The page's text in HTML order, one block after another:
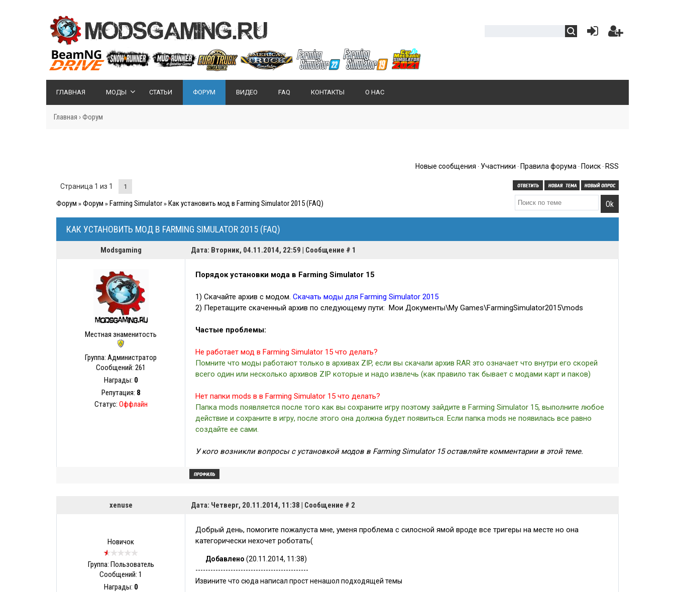
ГЛАВНАЯ МОДЫ СТАТЬИ ФОРУМ ВИДЕО FAQ КОНТАКТЫ О НАС
Главная ›Форум
Новые сообщения · Участники · Правила форума · Поиск · RSS
Страница 1 из 1 1
Форум »Форум »Farming Simulator»Как установить мод в Farming Simulator 2015 (FAQ)
КАК УСТАНОВИТЬ МОД В FARMING SIMULATOR 2015 (FAQ)
Modsgaming Дата: Вторник, 04.11.2014, 22:59 | Сообщение # 1
Местная знаменитость
Группа: Администратор
Сообщений: 261
Награды: 0
Репутация: 8
Статус: Оффлайн
Порядок установки мода в Farming Simulator 15
1) Скачайте архив с модом. Скачать моды для Farming Simulator 2015
2) Перетащите скаченный архив по следующему пути: Мои Документы\My Games\FarmingSimulator2015\mods
Частые проблемы:
Не работает мод в Farming Simulator 15 что делать?
Помните что моды работают только в архивах ZIP, если вы скачали архив RAR это означает что внутри его скорей
всего один или несколько архивов ZIP которые и надо извлечь (как правило так бывает с модами карт и паков)
Нет папки mods в в Farming Simulator 15 что делать?
Папка mods появляется после того как вы сохраните игру поэтому зайдите в Farming Simulator 15, выполните любое
действие и сохраните в игру, после этого она должна будет появиться. Если папка mods не появилась все равно
создайте ее сами.
У кого возникли вопросы с установкой модов в Farming Simulator 15 оставляйте комментарии в этой теме.
xenuse Дата: Четверг, 20.11.2014, 11:38 | Сообщение # 2
Новичок
Группа: Пользователь
Сообщений: 1
Награды: 0
Добрый день, помогите пожалуста мне, уменя проблема с силосной ямой вроде все тригеры на месте но она
категорически нехочет роботать(
Добавлено (20.11.2014, 11:38)
---------------------------------------------
Извините что сюда написал прост ненашол подходящей темы